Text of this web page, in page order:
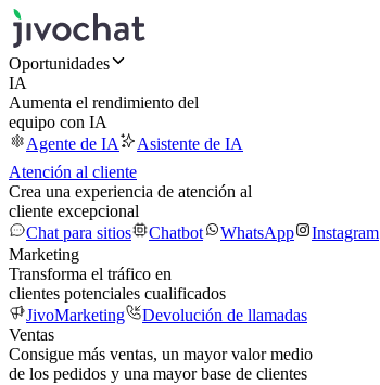
Oportunidades
IA
Aumenta el rendimiento del
equipo con IA
Agente de IA
Asistente de IA
Atención al cliente
Crea una experiencia de atención al
cliente excepcional
Chat para sitios
Chatbot WhatsApp Instagram
Marketing
Transforma el tráfico en
clientes potenciales cualificados
JivoMarketing
Devolución de llamadas
Ventas
Consigue más ventas, un mayor valor medio
de los pedidos y una mayor base de clientes